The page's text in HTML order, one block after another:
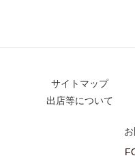
サイトマップ
出店等について